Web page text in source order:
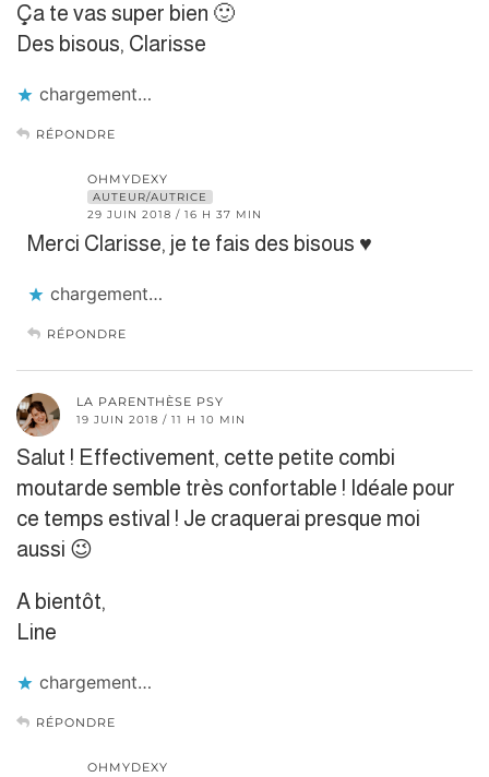
Ça te vas super bien 🙂
Des bisous, Clarisse
chargement…
RÉPONDRE
OHMYDEXY
AUTEUR/AUTRICE
29 JUIN 2018 / 16 H 37 MIN
Merci Clarisse, je te fais des bisous ♥
chargement…
RÉPONDRE
LA PARENTHÈSE PSY
19 JUIN 2018 / 11 H 10 MIN
Salut ! Effectivement, cette petite combi
moutarde semble très confortable ! Idéale pour
ce temps estival ! Je craquerai presque moi
aussi 😉
A bientôt,
Line
chargement…
RÉPONDRE
OHMYDEXY